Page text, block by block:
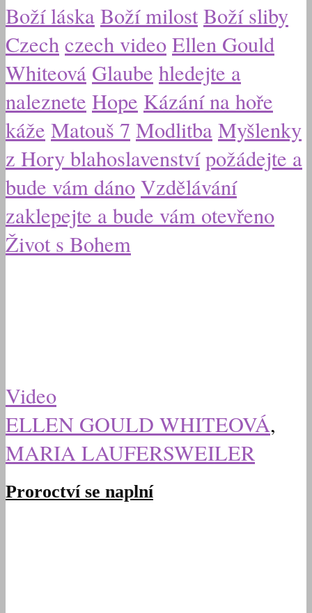
Boží láskaBoží milostBoží sliby
Czechczech videoEllen Gould
Whiteová Glaube hledejte a
naleznete Hope Kázání na hoře
káže Matouš 7 ModlitbaMyšlenky
z Hory blahoslavenstvípožádejte a
bude vám dánoVzdělávání
zaklepejte a bude vám otevřeno
Život s Bohem
Video
ELLEN GOULD WHITEOVÁ,
MARIA LAUFERSWEILER
Proroctví se naplní